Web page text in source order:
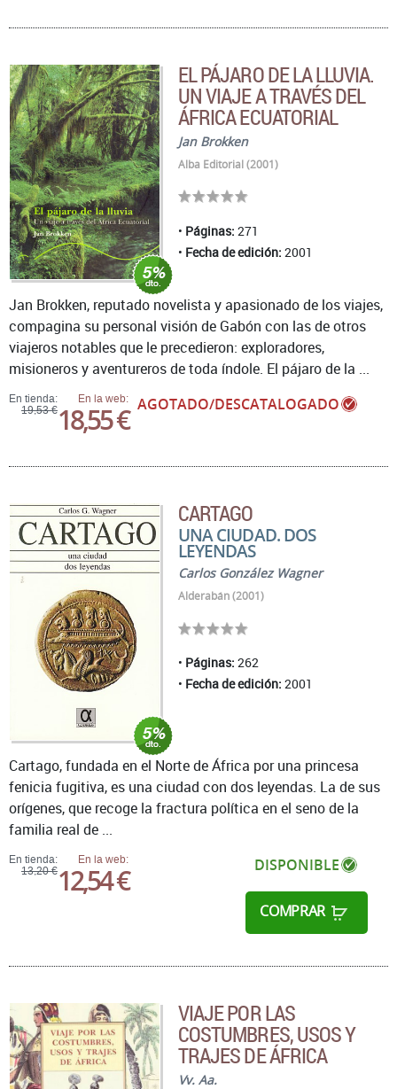
EL PÁJARO DE LA LLUVIA.
UN VIAJE A TRAVÉS DEL
ÁFRICA ECUATORIAL
Jan Brokken
Alba Editorial (2001)
Páginas: 271
Fecha de edición: 2001
En tienda:
19,53 €
En la web:
18,55 € AGOTADO/DESCATALOGADO
Jan Brokken, reputado novelista y apasionado de los viajes,
compagina su personal visión de Gabón con las de otros
viajeros notables que le precedieron: exploradores,
misioneros y aventureros de toda índole. El pájaro de la ...
CARTAGO
UNA CIUDAD. DOS
LEYENDAS
Carlos González Wagner
Alderabán (2001)
Páginas: 262
Fecha de edición: 2001
En tienda:
13,20 €
En la web:
12,54 € DISPONIBLE
COMPRAR
Cartago, fundada en el Norte de África por una princesa
fenicia fugitiva, es una ciudad con dos leyendas. La de sus
orígenes, que recoge la fractura política en el seno de la
familia real de ...
VIAJE POR LAS
COSTUMBRES, USOS Y
TRAJES DE ÁFRICA
Vv. Aa.